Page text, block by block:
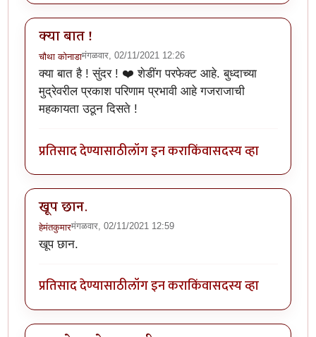
क्या बात !
चौथा कोनाडामंगळवार, 02/11/2021 12:26
क्या बात है ! सुंदर ! ❤️ शेडींग परफेक्ट आहे. बुध्दाच्या
मुद्रेवरील प्रकाश परिणाम प्रभावी आहे गजराजाची
महकायता उठून दिसते !
प्रतिसाद देण्यासाठीलॉग इन कराकिंवासदस्य व्हा
खूप छान.
हेमंतकुमारमंगळवार, 02/11/2021 12:59
खूप छान.
प्रतिसाद देण्यासाठीलॉग इन कराकिंवासदस्य व्हा